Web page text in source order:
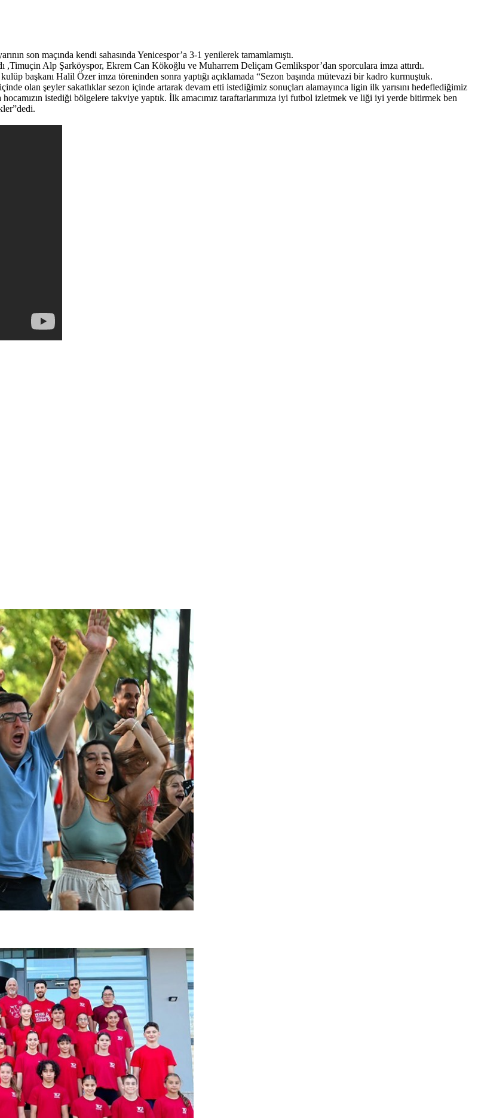
son maçında kendi sahasında Yenicespor’a 3-1 yenilerek tamamlamıştı.
,Timuçin Alp Şarköyspor, Ekrem Can Kökoğlu ve Muharrem Deliçam Gemlikspor’dan sporculara imza attırdı.
başkanı Halil Özer imza töreninden sonra yaptığı açıklamada “Sezon başında mütevazi bir kadro kurmuştuk.
olan şeyler sakatlıklar sezon içinde artarak devam etti istediğimiz sonuçları alamayınca ligin ilk yarısını hedeflediğimiz
istediği bölgelere takviye yaptık. İlk amacımız taraftarlarımıza iyi futbol izletmek ve liği iyi yerde bitirmek ben